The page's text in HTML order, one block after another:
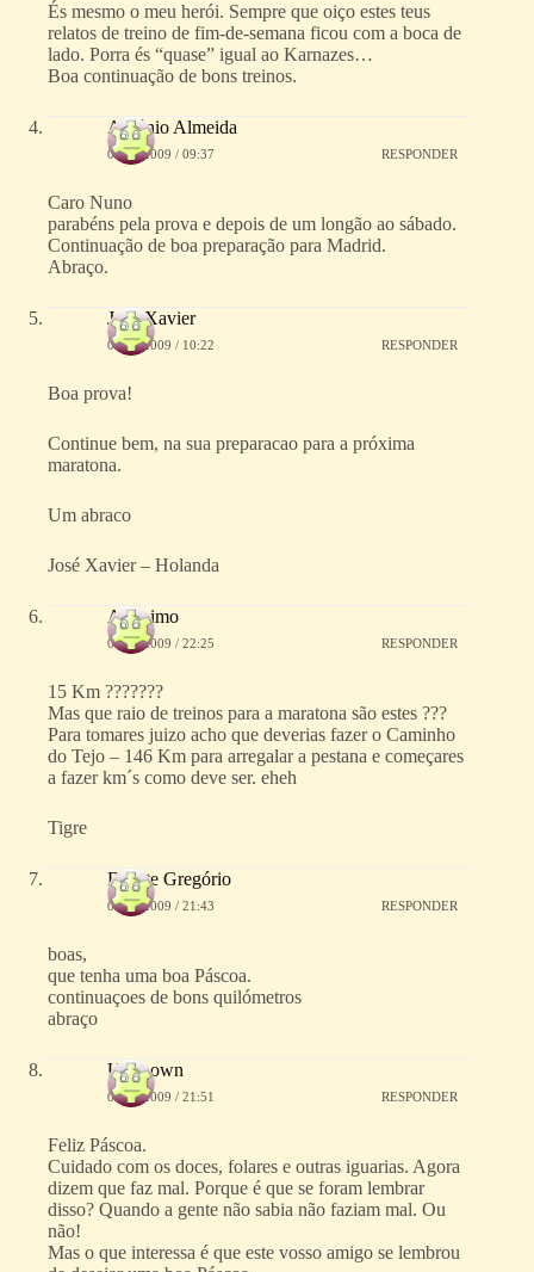
És mesmo o meu herói. Sempre que oiço estes teus
relatos de treino de fim-de-semana ficou com a boca de
lado. Porra és “quase” igual ao Karnazes…
Boa continuação de bons treinos.
António Almeida
06/04/2009 / 09:37 RESPONDER
Caro Nuno
parabéns pela prova e depois de um longão ao sábado.
Continuação de boa preparação para Madrid.
Abraço.
José Xavier
07/04/2009 / 10:22 RESPONDER
Boa prova!
Continue bem, na sua preparacao para a próxima
maratona.
Um abraco
José Xavier – Holanda
Anónimo
07/04/2009 / 22:25 RESPONDER
15 Km ???????
Mas que raio de treinos para a maratona são estes ???
Para tomares juizo acho que deverias fazer o Caminho
do Tejo – 146 Km para arregalar a pestana e começares
a fazer km´s como deve ser. eheh
Tigre
Duarte Gregório
09/04/2009 / 21:43 RESPONDER
boas,
que tenha uma boa Páscoa.
continuaçoes de bons quilómetros
abraço
Unknown
09/04/2009 / 21:51 RESPONDER
Feliz Páscoa.
Cuidado com os doces, folares e outras iguarias. Agora
dizem que faz mal. Porque é que se foram lembrar
disso? Quando a gente não sabia não faziam mal. Ou
não!
Mas o que interessa é que este vosso amigo se lembrou